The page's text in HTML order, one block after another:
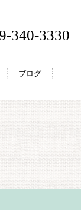
ブログ
340-3330